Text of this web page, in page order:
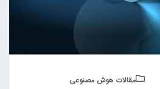
مقالات هوش مصنوعی